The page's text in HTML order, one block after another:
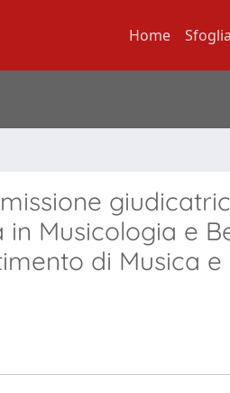
Home Sfoglia
Musicologia e
di Musica e